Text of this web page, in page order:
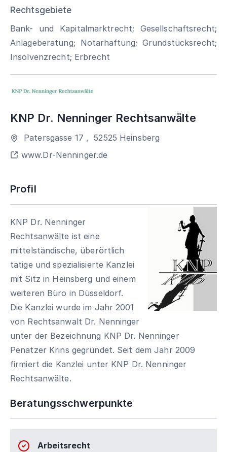
Rechtsgebiete
Bank- und Kapitalmarktrecht; Gesellschaftsrecht;
Anlageberatung; Notarhaftung; Grundstücksrecht;
Insolvenzrecht; Erbrecht
KNP Dr. Nenninger Rechtsanwälte
Patersgasse 17 ,52525 Heinsberg
www.Dr-Nenninger.de
Profil
KNP Dr. Nenninger
Rechtsanwälte ist eine
mittelständische, überörtlich
tätige und spezialisierte Kanzlei
mit Sitz in Heinsberg und einem
weiteren Büro in Düsseldorf.
Die Kanzlei wurde im Jahr 2001
von Rechtsanwalt Dr. Nenninger
unter der Bezeichnung KNP Dr. Nenninger
Penatzer Krins gegründet. Seit dem Jahr 2009
firmiert die Kanzlei unter KNP Dr. Nenninger
Rechtsanwälte.
Beratungsschwerpunkte
Arbeitsrecht